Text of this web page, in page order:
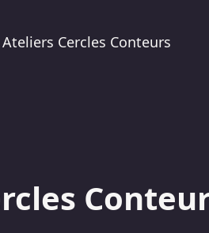
Ateliers Cercles Conteurs